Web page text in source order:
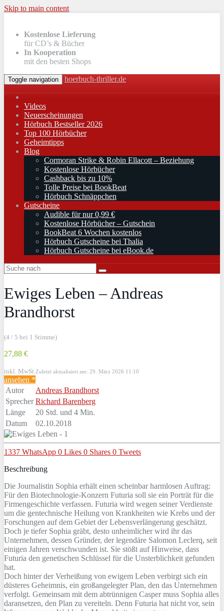
Skip to main content
Kostenlose Lieferung
für CD’s & Bücher
In Kooperation
mit den besten Shops
Toggle navigation hoerbuch-thriller.de
Videos
Neuerscheinungen
Hörbuch Bestseller 2026
Top 100 Hörbücher
Geheimtipps
Blog
Cormoran Strike & Robin Ellacott – Beziehung
Kostenlose Hörbücher
Cashback bis zu 10%
Tolle Preise bei BookBeat
Hörbuch Schnäppchen
Gutscheine
Audible für nur 0,99 €
Kostenlose Hörbücher – Gutschein
BookBeat 6 Wochen kostenlos
Hörbuch Gutscheine bei Thalia
Hörbuch Gutscheine bei eBook.de
Ewiges Leben – Andreas
Brandhorst
(4 / 5 bei 1 Stimme)
27,88 €
inkl. MwSt. Zuletzt aktualisiert am: 29. März 2026 11:10
ansehen *
Autor
Andreas Brandhorst
Sprecher Richard Barenberg
Länge
20 Std. und 4 Min.
Datum
02.10.2018
1337 WhatsApp 0 Likes 0 Shares 0 Tweets
Beschreibung
Die Journalistin Sophia erhält einen scheinbar harmlosen Auftrag:
Für den Biotechnologie-Konzern Futuria soll sie ein Porträt für die
Firmengeschichte verfassen. Futuria wird wegen seiner Verdienste
um die gentechnische Heilung von Krankheiten wie Krebs und der
Forschungen auf dem Gebiet der Lebensverlängerung geschätzt.
Doch je tiefer Sophia gräbt, desto unheimlicher wird ihr das
Unternehmen, dessen Gründer, der legendäre Salomon Leclerq, seit
einigen Jahren verschwunden ist. Sie stößt auf Hinweise, dass
Futuria den genetischen Schlüssel für die Unsterblichkeit gefunden
hat.
Doch hinter der Verheißung von ewigem Leben verbirgt sich ein
düsteres Geheimnis, ein großangelegter Plan, den das Unternehmen
verfolgt. Gemeinsam mit dem abtrünnigen Casper muss Sophia alles
daransetzen, den Plan zu vereiteln. Denn Futuria hat nicht vor, sein